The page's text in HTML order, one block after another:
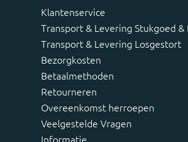
Klantenservice
Transport & Levering Stukgoed &
Transport & Levering Losgestort
Bezorgkosten
Betaalmethoden
Retourneren
Overeenkomst herroepen
Veelgestelde Vragen
Informatie